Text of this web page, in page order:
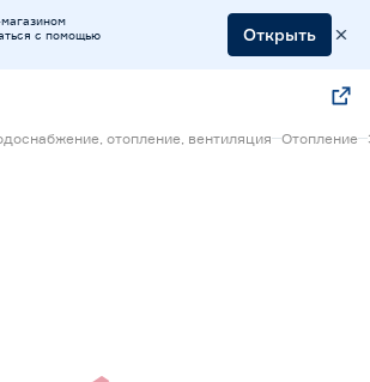
с помощью
Открыть
отопление, вентиляция Отопление